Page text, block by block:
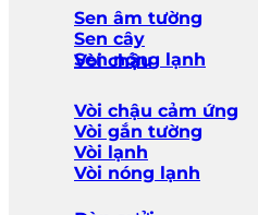
Sen âm tường
Sen cây
Sen nóng lạnh
Vòi chậu
Vòi chậu cảm ứng
Vòi gắn tường
Vòi lạnh
Vòi nóng lạnh